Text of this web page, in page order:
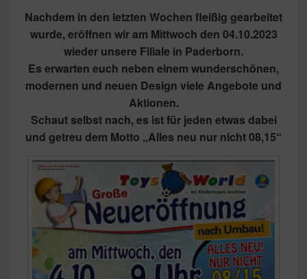
Nachdem in den letzten Wochen fleißig gearbeitet
wurde, eröffnen wir am Mittwoch den 04.10.2023
wieder unsere Filiale in Paderborn.
Es erwarten euch neben einem wunderschönen,
modernen und neuen Design viele Angebote und
Aktionen.
Schaut selbst nach, es ist für jeden etwas dabei
und getreu dem Motto „Alles neu nur nicht 08,15“